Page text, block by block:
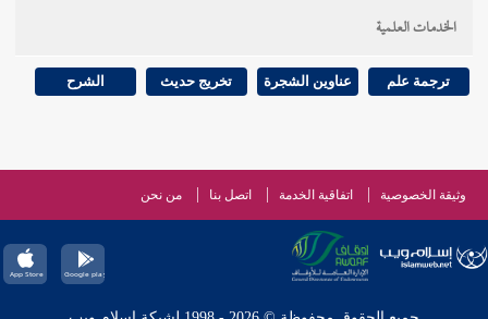
الخدمات العلمية
ترجمة علم عناوين الشجرة تخريج حديث الشرح
وثيقة الخصوصية اتفاقية الخدمة اتصل بنا من نحن